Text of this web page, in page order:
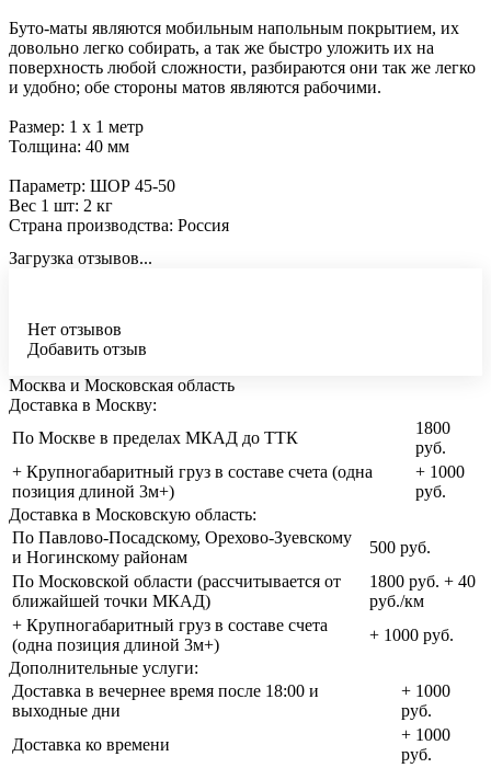
Буто-маты являются мобильным напольным покрытием, их
довольно легко собирать, а так же быстро уложить их на
поверхность любой сложности, разбираются они так же легко
и удобно; обе стороны матов являются рабочими.
Размер: 1 х 1 метр
Толщина: 40 мм
Параметр: ШОР 45-50
Вес 1 шт: 2 кг
Страна производства: Россия
Загрузка отзывов...
Нет отзывов
Добавить отзыв
Москва и Московская область
Доставка в Москву:
По Москве в пределах МКАД до ТТК
1800
руб.
+ Крупногабаритный груз в составе счета (одна
позиция длиной 3м+)
+ 1000
руб.
Доставка в Московскую область:
По Павлово-Посадскому, Орехово-Зуевскому
и Ногинскому районам
500 руб.
По Московской области (рассчитывается от
ближайшей точки МКАД)
1800 руб. + 40
руб./км
+ Крупногабаритный груз в составе счета
(одна позиция длиной 3м+)
+ 1000 руб.
Дополнительные услуги:
Доставка в вечернее время после 18:00 и
выходные дни
+ 1000
руб.
Доставка ко времени
+ 1000
руб.